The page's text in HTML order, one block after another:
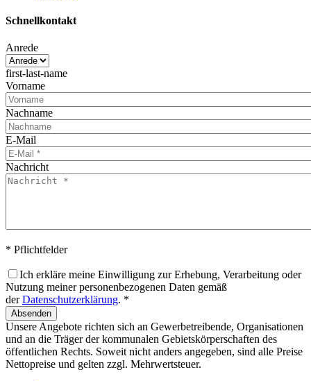
Schnellkontakt
Anrede
first-last-name
Vorname
Nachname
E-Mail
Nachricht
* Pflichtfelder
Ich erkläre meine Einwilligung zur Erhebung, Verarbeitung oder
Nutzung meiner personenbezogenen Daten gemäß
derDatenschutzerklärung. *
Absenden
Unsere Angebote richten sich an Gewerbetreibende, Organisationen
und an die Träger der kommunalen Gebietskörperschaften des
öffentlichen Rechts. Soweit nicht anders angegeben, sind alle Preise
Nettopreise und gelten zzgl. Mehrwertsteuer.